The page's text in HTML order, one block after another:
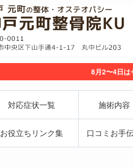
8月2〜4日は
対応症状一覧 施術内容
お役立ちリンク集 口コミお手